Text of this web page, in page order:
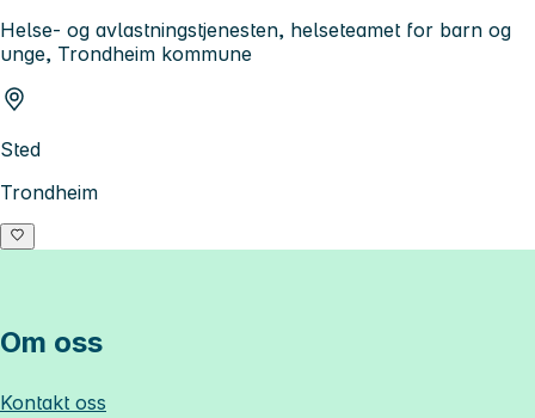
Helse- og avlastningstjenesten, helseteamet for barn og
unge, Trondheim kommune
Sted
Trondheim
Om oss
Kontakt oss